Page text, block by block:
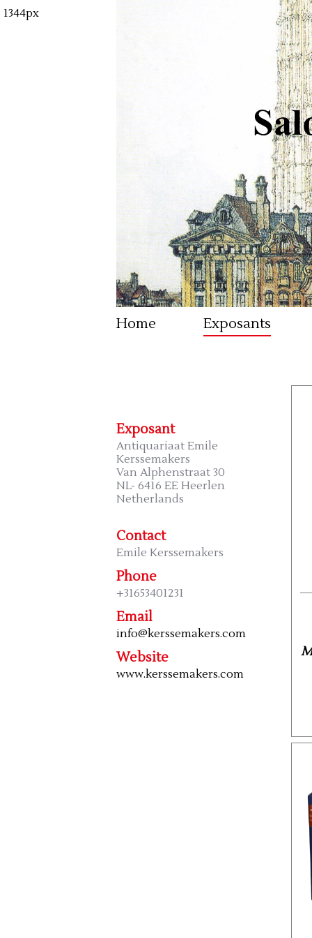
Home Exposants
Exposant
Antiquariaat Emile
Kerssemakers
Van Alphenstraat 30
NL- 6416 EE Heerlen
Netherlands
Contact
Emile Kerssemakers
Phone
+31653401231
Email
info@kerssemakers.com
Website
www.kerssemakers.com
1344px